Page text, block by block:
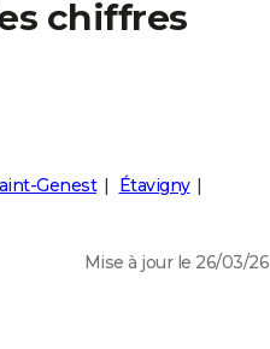
chiffres
Genest
Étavigny
Mise à jour le 26/03/26